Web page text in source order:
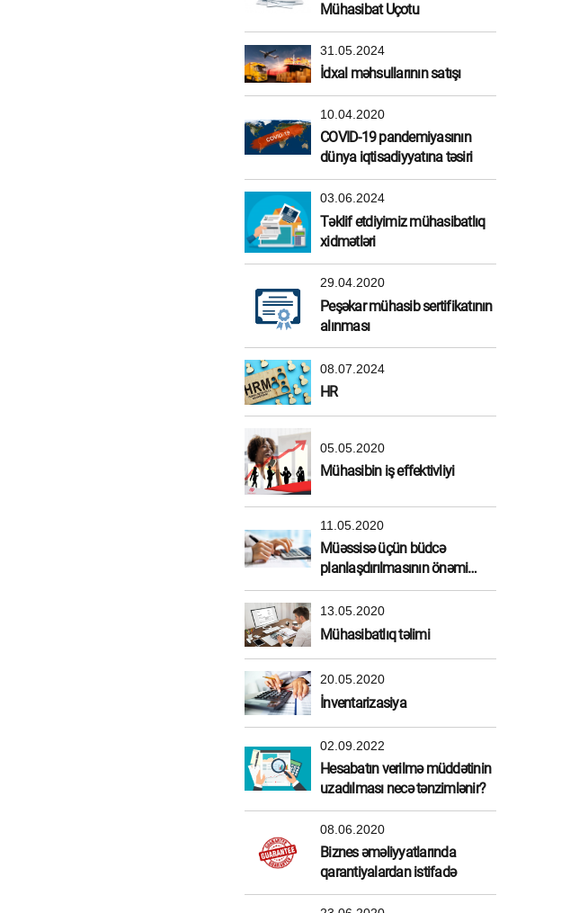
Mühasibat Uçotu
31.05.2024
İdxal məhsullarının satışı
10.04.2020
COVID-19 pandemiyasının
dünya iqtisadiyyatına təsiri
03.06.2024
Təklif etdiyimiz mühasibatlıq
xidmətləri
29.04.2020
Peşəkar mühasib sertifikatının
alınması
08.07.2024
HR
05.05.2020
Mühasibin iş effektivliyi
11.05.2020
Müəssisə üçün büdcə
planlaşdırılmasının önəmi
nədir?
13.05.2020
Mühasibatlıq təlimi
20.05.2020
İnventarizasiya
02.09.2022
Hesabatın verilmə müddətinin
uzadılması necə tənzimlənir?
08.06.2020
Biznes əməliyyatlarında
qarantiyalardan istifadə